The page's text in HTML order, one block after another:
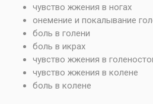
чувство жжения в ногах
онемение и покалывание
боль в голени
боль в икрах
чувство жжения в
чувство жжения в колене
боль в колене